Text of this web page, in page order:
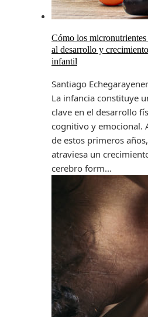
Cómo los
al desarrollo y
infantil
Santiago Echegaray
La infancia constituye
clave en el desarrollo
cognitivo y emocional.
de estos primeros
atraviesa un
cerebro form...